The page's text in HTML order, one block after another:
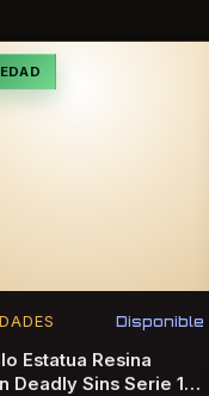
Disponible
Estatua Resina
Deadly Sins Serie 1 |